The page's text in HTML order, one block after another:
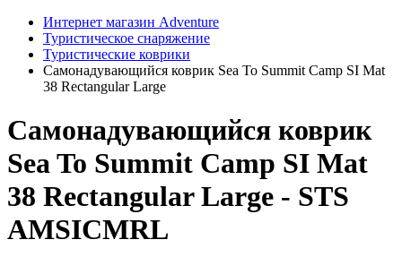
Интернет магазин Adventure
Туристическое снаряжение
Туристические коврики
Самонадувающийся коврик Sea To Summit Camp SI Mat
38 Rectangular Large
Самонадувающийся коврик
Sea To Summit Camp SI Mat
38 Rectangular Large - STS
AMSICMRL